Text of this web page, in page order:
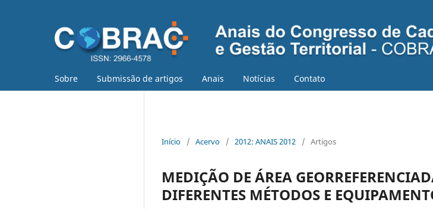
Sobre Submissão de artigos Anais Notícias Contato
Início / Acervo / 2012: ANAIS 2012 / Artigos
MEDIÇÃO DE ÁREA
DIFERENTES MÉTODOS E